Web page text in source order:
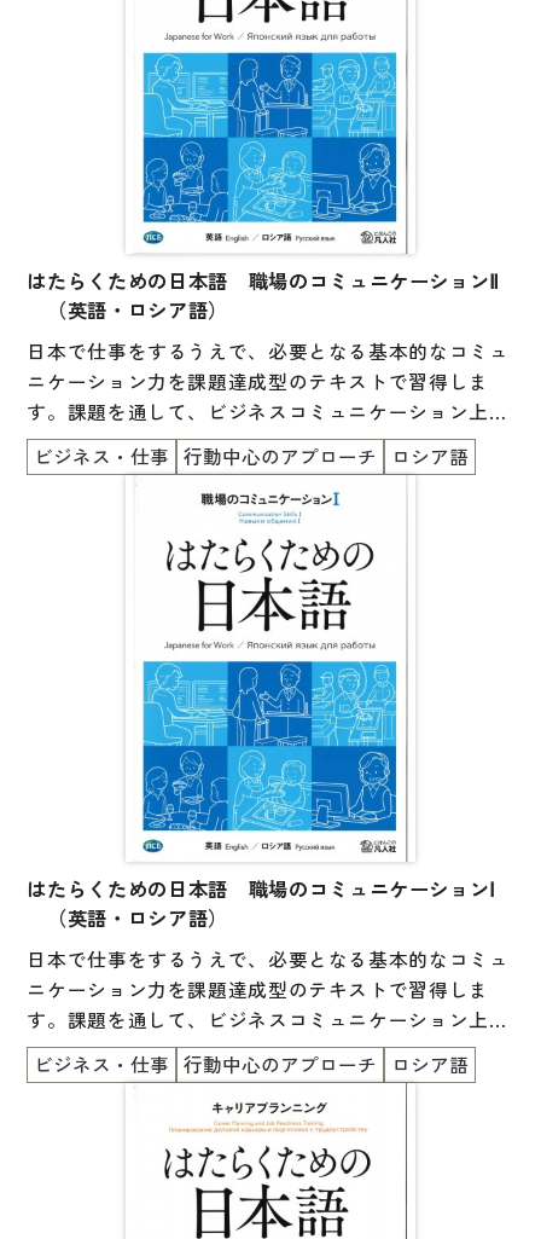
はたらくための日本語 職場のコミュニケーションⅡ
（英語・ロシア語）
日本で仕事をするうえで、必要となる基本的なコミュ
ニケーション力を課題達成型のテキストで習得しま
す。課題を通して、ビジネスコミュニケーション上の
マナーや暗黙のルールを考える機会を提供します。
ビジネス・仕事 行動中心のアプローチ ロシア語
はたらくための日本語 職場のコミュニケーションⅠ
（英語・ロシア語）
日本で仕事をするうえで、必要となる基本的なコミュ
ニケーション力を課題達成型のテキストで習得しま
す。課題を通して、ビジネスコミュニケーション上の
マナーや暗黙のルールを考える機会を提供します。
ビジネス・仕事 行動中心のアプローチ ロシア語